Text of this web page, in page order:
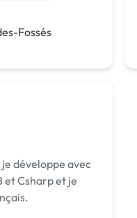
Fossés
développe avec
et Csharp et je